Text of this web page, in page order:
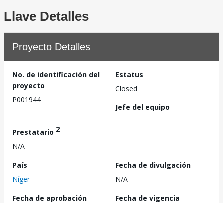
Llave Detalles
Proyecto Detalles
No. de identificación del
proyecto
P001944
Estatus
Closed
Jefe del equipo
Prestatario 2
N/A
País
Níger
Fecha de divulgación
N/A
Fecha de aprobación
Fecha de vigencia